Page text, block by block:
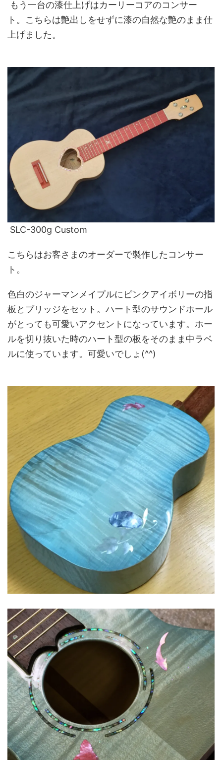
もう一台の漆仕上げはカーリーコアのコンサー
ト。こちらは艶出しをせずに漆の自然な艶のまま仕
上げました。
SLC-300g Custom
こちらはお客さまのオーダーで製作したコンサー
ト。
色白のジャーマンメイプルにピンクアイボリーの指
板とブリッジをセット。ハート型のサウンドホール
がとっても可愛いアクセントになっています。ホー
ルを切り抜いた時のハート型の板をそのまま中ラベ
ルに使っています。可愛いでしょ(^^)